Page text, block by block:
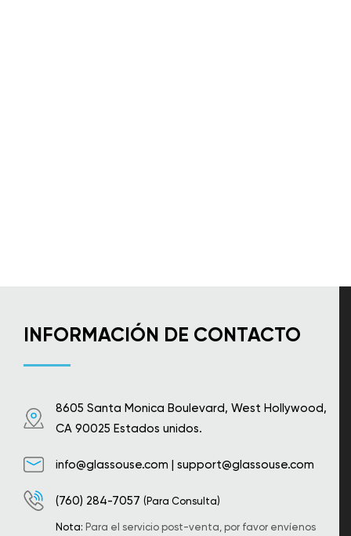
INFORMACIÓN DE CONTACTO
8605 Santa Monica Boulevard, West Hollywood,
CA 90025 Estados unidos.
info@glassouse.com | support@glassouse.com
(760) 284-7057 (Para Consulta)
Nota: Para el servicio post-venta, por favor envíenos